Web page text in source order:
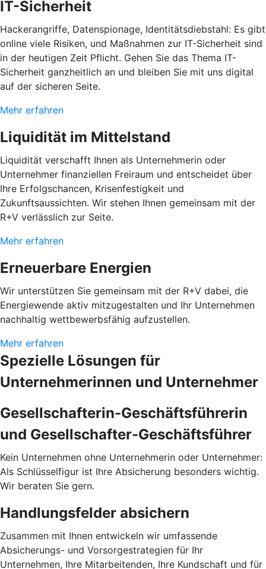
IT-Sicherheit
Hackerangriffe, Datenspionage, Identitätsdiebstahl: Es gibt
online viele Risiken, und Maßnahmen zur IT-Sicherheit sind
in der heutigen Zeit Pflicht. Gehen Sie das Thema IT-
Sicherheit ganzheitlich an und bleiben Sie mit uns digital
auf der sicheren Seite.
Mehr erfahren
Liquidität im Mittelstand
Liquidität verschafft Ihnen als Unternehmerin oder
Unternehmer finanziellen Freiraum und entscheidet über
Ihre Erfolgschancen, Krisenfestigkeit und
Zukunftsaussichten. Wir stehen Ihnen gemeinsam mit der
R+V verlässlich zur Seite.
Mehr erfahren
Erneuerbare Energien
Wir unterstützen Sie gemeinsam mit der R+V dabei, die
Energiewende aktiv mitzugestalten und Ihr Unternehmen
nachhaltig wettbewerbsfähig aufzustellen.
Mehr erfahren
Spezielle Lösungen für
Unternehmerinnen und Unternehmer
Gesellschafterin-Geschäftsführerin
und Gesellschafter-Geschäftsführer
Kein Unternehmen ohne Unternehmerin oder Unternehmer:
Als Schlüsselfigur ist Ihre Absicherung besonders wichtig.
Wir beraten Sie gern.
Handlungsfelder absichern
Zusammen mit Ihnen entwickeln wir umfassende
Absicherungs- und Vorsorgestrategien für Ihr
Unternehmen, Ihre Mitarbeitenden, Ihre Kundschaft und für